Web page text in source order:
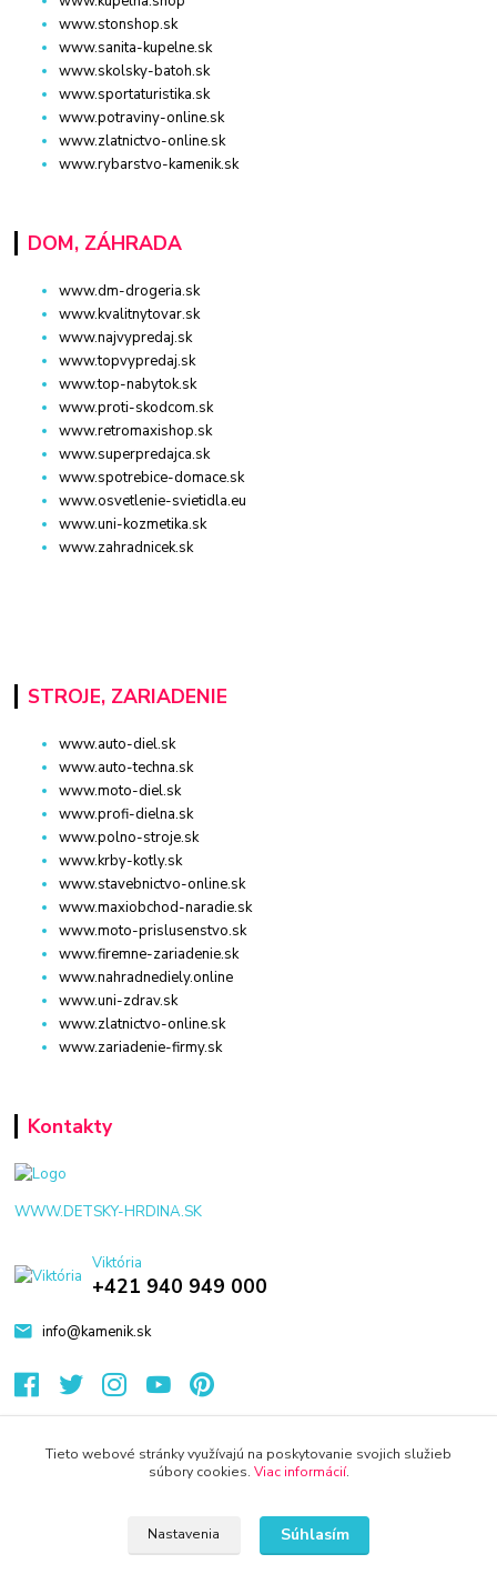
www.stonshop.sk
www.sanita-kupelne.sk
www.skolsky-batoh.sk
www.sportaturistika.sk
www.potraviny-online.sk
www.zlatnictvo-online.sk
www.rybarstvo-kamenik.sk
DOM, ZÁHRADA
www.dm-drogeria.sk
www.kvalitnytovar.sk
www.najvypredaj.sk
www.topvypredaj.sk
www.top-nabytok.sk
www.proti-skodcom.sk
www.retromaxishop.sk
www.superpredajca.sk
www.spotrebice-domace.sk
www.osvetlenie-svietidla.eu
www.uni-kozmetika.sk
www.zahradnicek.sk
STROJE, ZARIADENIE
www.auto-diel.sk
www.auto-techna.sk
www.moto-diel.sk
www.profi-dielna.sk
www.polno-stroje.sk
www.krby-kotly.sk
www.stavebnictvo-online.sk
www.maxiobchod-naradie.sk
www.moto-prislusenstvo.sk
www.firemne-zariadenie.sk
www.nahradnediely.online
www.uni-zdrav.sk
www.zlatnictvo-online.sk
www.zariadenie-firmy.sk
Kontakty
WWW.DETSKY-HRDINA.SK
Viktória
+421 940 949 000
info@kamenik.sk
Tieto webové stránky využívajú na poskytovanie svojich služieb
súbory cookies. Viac informácií.
Nastavenia Súhlasím